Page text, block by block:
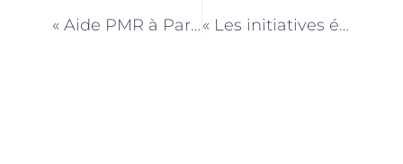
« Aide PMR à Paris : promouvoir une ville inclusive pour tous » « Les initiatives éco-responsables des initiateurs de loisirs à Paris »